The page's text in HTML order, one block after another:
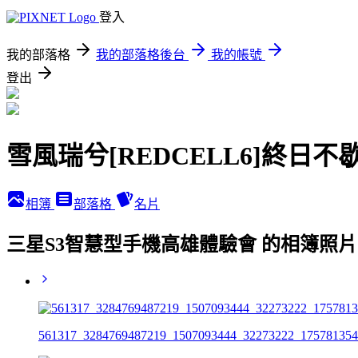
登入
我的部落格 我的部落格後台
我的帳號
登出
雪風瑞兮[REDCELL6]終日不
相簿 部落格 名片
三星S3智慧型手機高雄體驗會 的相簿照片